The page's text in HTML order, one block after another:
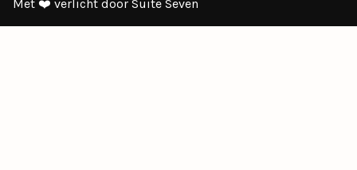
Met ❤️ verlicht door Suite Seven